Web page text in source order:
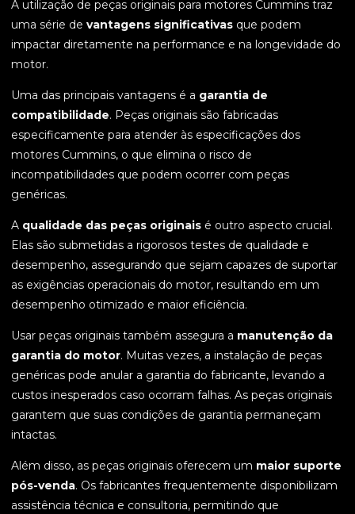
A utilização de peças originais para motores Cummins traz
uma série de vantagens significativas que podem
impactar diretamente na performance e na longevidade do
motor.
Uma das principais vantagens é a garantia de
compatibilidade. Peças originais são fabricadas
especificamente para atender às especificações dos
motores Cummins, o que elimina o risco de
incompatibilidades que podem ocorrer com peças
genéricas.
A qualidade das peças originais é outro aspecto crucial.
Elas são submetidas a rigorosos testes de qualidade e
desempenho, assegurando que sejam capazes de suportar
as exigências operacionais do motor, resultando em um
desempenho otimizado e maior eficiência.
Usar peças originais também assegura a manutenção da
garantia do motor. Muitas vezes, a instalação de peças
genéricas pode anular a garantia do fabricante, levando a
custos inesperados caso ocorram falhas. As peças originais
garantem que suas condições de garantia permaneçam
intactas.
Além disso, as peças originais oferecem um maior suporte
pós-venda. Os fabricantes frequentemente disponibilizam
assistência técnica e consultoria, permitindo que